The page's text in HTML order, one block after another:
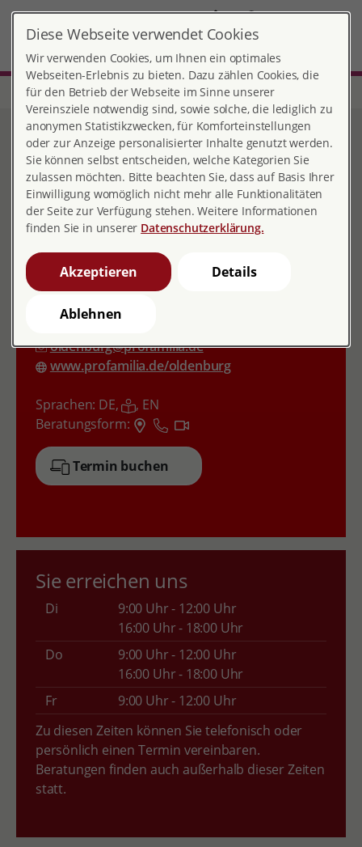
DE EN
Start Niedersachsen Beratungsstelle Oldenburg
Beratungsstelle Oldenburg
Kontakt
Rosenstraße 44
26122 Oldenburg
0441 88095
0441 884217
oldenburg@profamilia.de
www.profamilia.de/oldenburg
Sprachen: DE, , EN
Beratungsform:
Termin buchen
Sie erreichen uns
Di
9:00 Uhr - 12:00 Uhr
16:00 Uhr - 18:00 Uhr
Do
9:00 Uhr - 12:00 Uhr
16:00 Uhr - 18:00 Uhr
Fr
9:00 Uhr - 12:00 Uhr
Zu diesen Zeiten können Sie telefonisch oder
persönlich einen Termin vereinbaren.
Beratungen finden auch außerhalb dieser Zeiten
statt.
Diese Webseite verwendet Cookies
Wir verwenden Cookies, um Ihnen ein optimales
Webseiten-Erlebnis zu bieten. Dazu zählen Cookies, die
für den Betrieb der Webseite im Sinne unserer
Vereinsziele notwendig sind, sowie solche, die lediglich zu
anonymen Statistikzwecken, für Komforteinstellungen
oder zur Anzeige personalisierter Inhalte genutzt werden.
Sie können selbst entscheiden, welche Kategorien Sie
zulassen möchten. Bitte beachten Sie, dass auf Basis Ihrer
Einwilligung womöglich nicht mehr alle Funktionalitäten
der Seite zur Verfügung stehen. Weitere Informationen
finden Sie in unserer Datenschutzerklärung.
Akzeptieren Details
Ablehnen